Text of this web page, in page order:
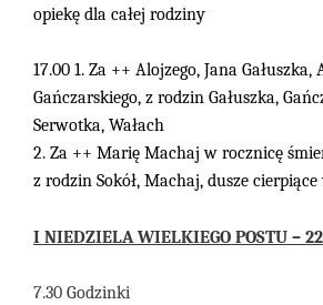
opiekę dla całej rodziny
17.00 1. Za ++ Alojzego, Jana Gałuszka,
Gańczarskiego, z rodzin Gałuszka,
Serwotka, Wałach
2. Za ++ Marię Machaj w rocznicę
z rodzin Sokół, Machaj, dusze
I NIEDZIELAWIELKIEGO POSTU – 22
7.30 Godzinki